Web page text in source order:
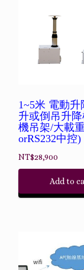
1~5米 電動升
升或倒吊升
機吊架/大載
orRS232中控)
NT$28,900
Add to